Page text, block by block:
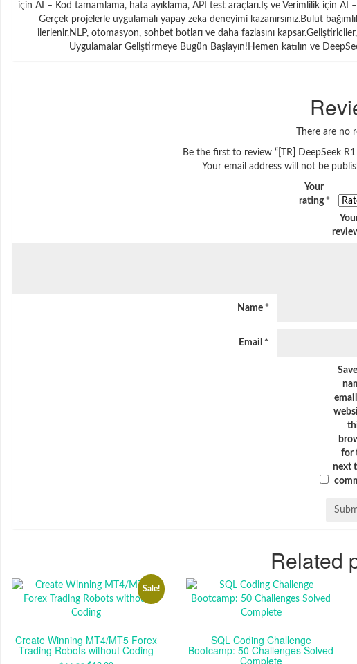
için AI – Kod tamamlama, hata ayıklama, API test araçları.İş ve Verimlilik için
Gerçek projelerle uygulamalı yapay zeka deneyimi kazanırsınız.Bulut
ilerlenir.NLP, otomasyon, sohbet botları ve daha fazlasını
Uygulamalar Geliştirmeye Bugün Başlayın!Hemen katılın ve
There are no
Be the first to review “[TR] DeepSeek
Your email address will not be
Your
rating *
Name *
Email *
for
next
Related
Sale!
Create Winning MT4/MT5 Forex
Trading Robots without Coding
SQL Coding Challenge
Bootcamp: 50 Challenges Solved
Complete